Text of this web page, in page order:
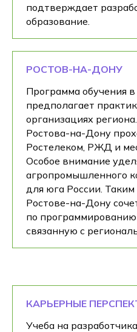
подтверждает
образование.
РОСТОВ-НА-ДОНУ
Программа обучения
предполагает
организациях
Ростова-на-Дону
Ростелеком, РЖД и
Особое внимание
агропромышленного
для юга России.
Ростове-на-Дону
по программированию
связанную с
КАРЬЕРНЫЕ
Учеба на